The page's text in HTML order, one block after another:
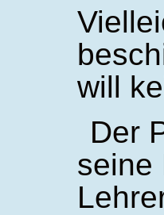
will
Der
seine